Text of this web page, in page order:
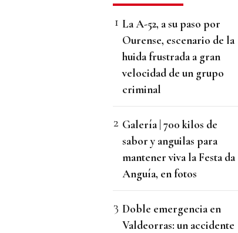
La A-52, a su paso por
Ourense, escenario de la
huida frustrada a gran
velocidad de un grupo
criminal
Galería | 700 kilos de
sabor y anguilas para
mantener viva la Festa da
Anguía, en fotos
Doble emergencia en
Valdeorras: un accidente